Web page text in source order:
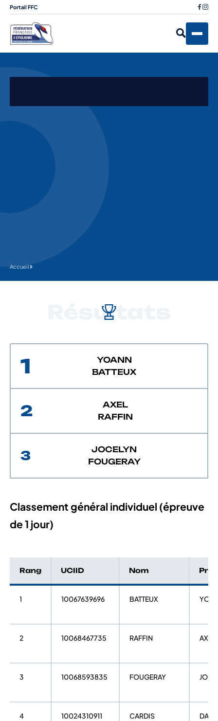
Portail FFC
Accueil
Résultats
1
YOANN
BATTEUX
2
AXEL
RAFFIN
3
JOCELYN
FOUGERAY
Classement général individuel (épreuve
de 1 jour)
Rang UCIID Nom
1 10067639696 BATTEUX
2 10068467735 RAFFIN AXEL
3 10068593835 FOUGERAY
4 10024310911 CARDIS